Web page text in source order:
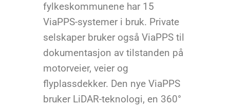
fylkeskommunene har 15
ViaPPS-systemer i bruk. Private
selskaper bruker også ViaPPS til
dokumentasjon av tilstanden på
motorveier, veier og
flyplassdekker. Den nye ViaPPS
bruker LiDAR-teknologi, en 360°